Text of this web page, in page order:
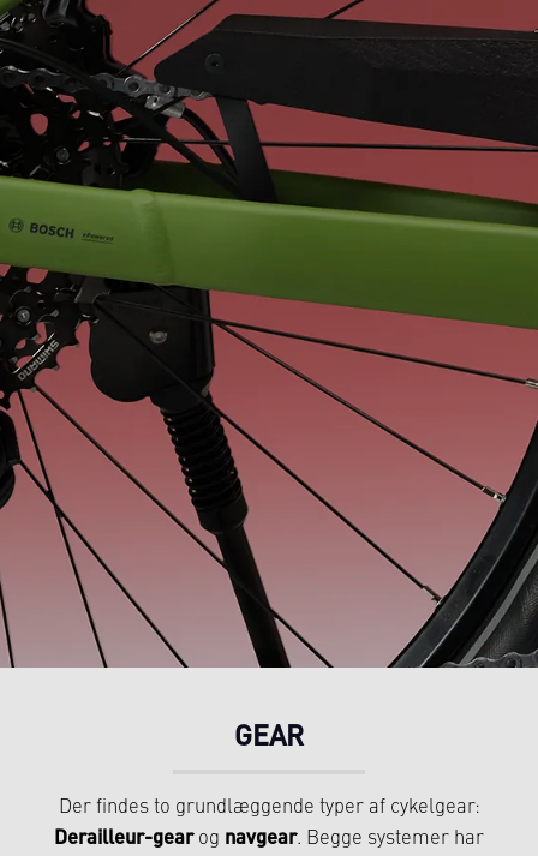
GEAR
Der findes to grundlæggende typer af cykelgear:
Derailleur-gearog navgear. Begge systemer har